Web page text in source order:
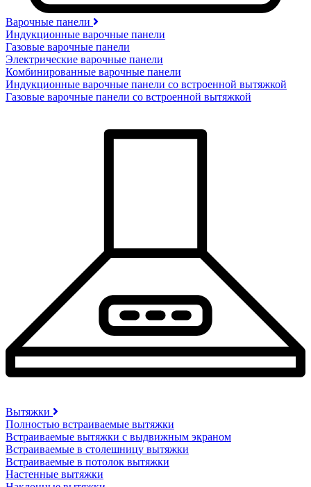
Варочные панели
Индукционные варочные панели
Газовые варочные панели
Электрические варочные панели
Комбинированные варочные панели
Индукционные варочные панели со встроенной вытяжкой
Газовые варочные панели со встроенной вытяжкой
Вытяжки
Полностью встраиваемые вытяжки
Встраиваемые вытяжки с выдвижным экраном
Встраиваемые в столешницу вытяжки
Встраиваемые в потолок вытяжки
Настенные вытяжки